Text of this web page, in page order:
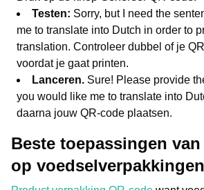
Testen: Sorry, but I need the
me to translate into Dutch in order to
translation. Controleer dubbel of je
voordat je gaat printen.
Lanceren. Sure! Please provide
you would like me to translate into
daarna jouw QR-code plaatsen.
Beste toepassingen
op voedselverpakkingen